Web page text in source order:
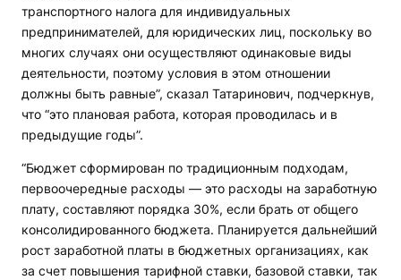
транспортного налога для индивидуальных
предпринимателей, для юридических лиц, поскольку во
многих случаях они осуществляют одинаковые виды
деятельности, поэтому условия в этом отношении
должны быть равные”, сказал Татаринович, подчеркнув,
что “это плановая работа, которая проводилась и в
предыдущие годы”.
“Бюджет сформирован по традиционным подходам,
первоочередные расходы — это расходы на заработную
плату, составляют порядка 30%, если брать от общего
консолидированного бюджета. Планируется дальнейший
рост заработной платы в бюджетных организациях, как
за счет повышения тарифной ставки, базовой ставки, так